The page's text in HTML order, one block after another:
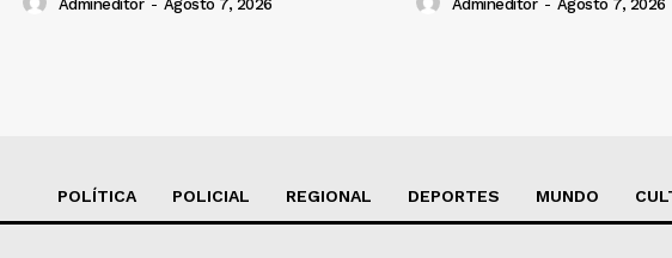
Admineditor - Agosto 7, 2026 Admineditor - Agosto 7, 2026
POLÍTICA POLICIAL REGIONAL DEPORTES MUNDO